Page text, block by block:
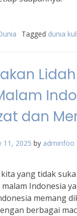
Tagged dunia
dan
11, 2025 by adminfoo
yang tidak
Indonesia
memang
berbagai